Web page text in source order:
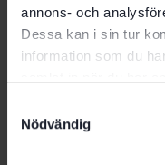
annons- och
Dessa kan i sin tur
information som du
Nödvändig
5935 kr 5490kr
-7%